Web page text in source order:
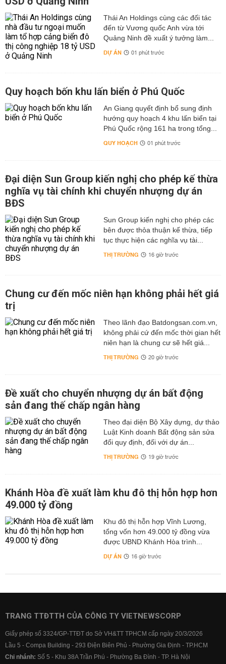
Thái An Holdings cùng các đối tác
đến từ Vương quốc Anh vừa tới
Quảng Ninh đề xuất ý tưởng làm...
DỰ ÁN 01 phút trước
Quy hoạch bốn khu lấn biển ở Phú Quốc
An Giang quyết định bổ sung định
hướng quy hoạch 4 khu lấn biển tại
Phú Quốc rộng 161 ha trong tổng...
QUY HOẠCH 01 phút trước
Đại diện Sun Group kiến nghị cho phép kế thừa
nghĩa vụ tài chính khi chuyển nhượng dự án
BĐS
Sun Group kiến nghị cho phép các
bên được thỏa thuận kế thừa, tiếp
tục thực hiện các nghĩa vụ tài...
THỊ TRƯỜNG 16 giờ trước
Chung cư đến mốc niên hạn không phải hết giá
trị
Theo lãnh đạo Batdongsan.com.vn,
không phải cứ đến mốc thời gian hết
niên hạn là chung cư sẽ hết giá...
THỊ TRƯỜNG 20 giờ trước
Đề xuất cho chuyển nhượng dự án bất động
sản đang thế chấp ngân hàng
Theo đại diện Bộ Xây dựng, dự thảo
Luật Kinh doanh Bất động sản sửa
đổi quy định, đối với dự án...
THỊ TRƯỜNG 19 giờ trước
Khánh Hòa đề xuất làm khu đô thị hỗn hợp hơn
49.000 tỷ đồng
Khu đô thị hỗn hợp Vĩnh Lương,
tổng vốn hơn 49.000 tỷ đồng vừa
được UBND Khánh Hòa trình...
DỰ ÁN 16 giờ trước
TRANG TTĐTTH CỦA CÔNG TY VIETNEWSCORP
Giấy phép số 3324/GP-TTĐT do Sở VH&TT TPHCM cấp ngày 20/3/2026
Lầu 5 - Compa Building - 293 Điện Biên Phủ - Phường Gia Định - TP.HCM
Chi nhánh: Số 5 - Khu 38A Trần Phú - Phường Ba Đình - TP. Hà Nội